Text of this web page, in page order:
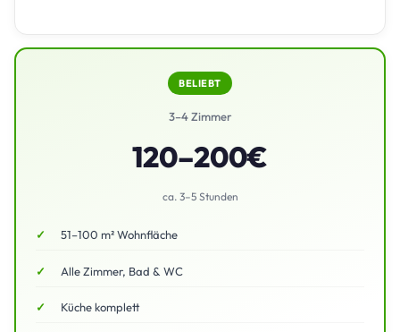
BELIEBT
3–4 Zimmer
120–200€
ca. 3–5 Stunden
51–100 m² Wohnfläche
Alle Zimmer, Bad & WC
Küche komplett